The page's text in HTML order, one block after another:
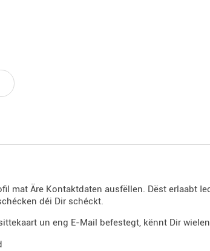
mat Äre Kontaktdaten ausfëllen. Dëst erlaabt
déi Dir schéckt.
un eng E-Mail befestegt, kënnt Dir